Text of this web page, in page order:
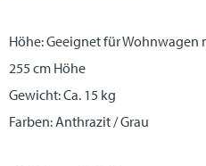
Höhe: Geeignet für Wohnwagen
255 cm Höhe
Gewicht: Ca. 15 kg
Farben: Anthrazit / Grau